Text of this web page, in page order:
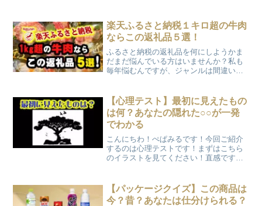
住民もいたようです！
楽天ふるさと納税１キロ超の牛肉
ならこの返礼品５選！
ふるさと納税の返礼品を何にしようかま
だまだ悩んでいる方はいませんか？私も
毎年悩むんですが、ジャンルは間違いな
じゃいます！今回はそんな私が過去の注
文からリピートしまくっている、超オス
スメ返礼品をご紹介しますよ！しかも楽
天サイトならポイントも還元されるの
で、まさに実質無料で大量のお肉を食べ
れちゃいます！！
【心理テスト】最初に見えたもの
は何？あなたの隠れた○○が一発
でわかる
こんにちわ！ぺぱみるです！今回ご紹介
するのは心理テストです！まずはこちら
のイラストを見てください！直感です
【パッケージクイズ】この商品は
今？昔？あなたは仕分けられる？